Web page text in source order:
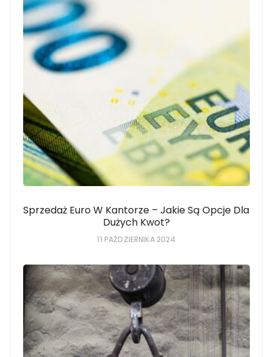
Sprzedaż Euro W Kantorze – Jakie Są Opcje Dla
Dużych Kwot?
11 PAŹDZIERNIKA 2024